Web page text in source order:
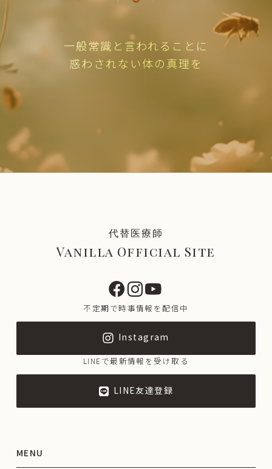
一般常識と言われることに
惑わされない体の真理を
代替医療師
Vanilla Official Site
不定期で時事情報を配信中
Instagram
LINEで最新情報を受け取る
LINE友達登録
MENU